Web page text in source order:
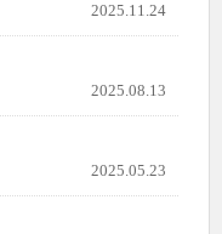
2025.11.24
2025.08.13
2025.05.23